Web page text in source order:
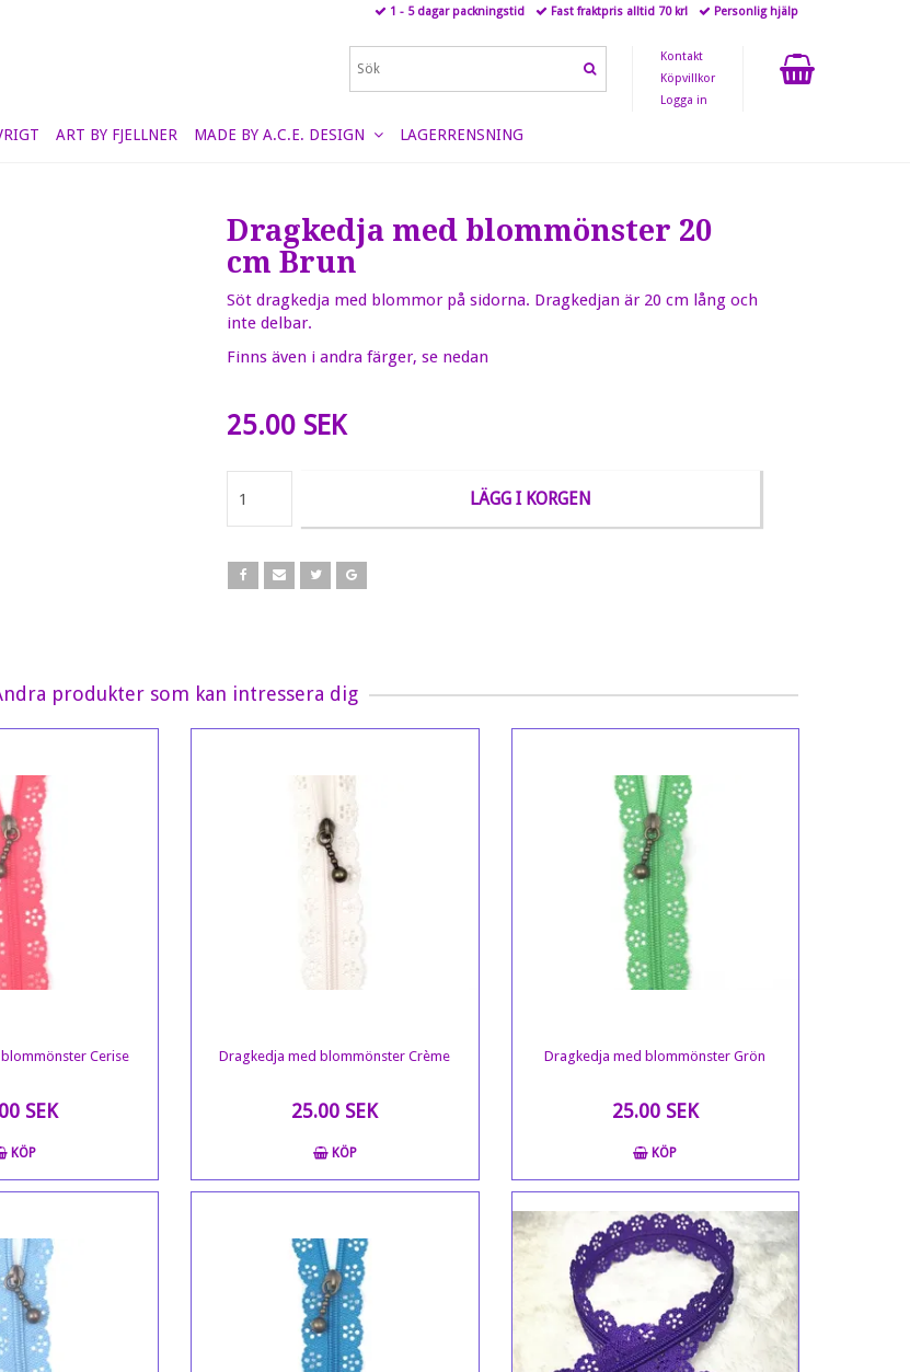
Dragkedja med blommönster 20
cm Brun
Söt dragkedja med blommor på sidorna. Dragkedjan är 20 cm lång och
inte delbar.
Finns även i andra färger, se nedan
25.00 SEK
LÄGG I KORGEN
produkter som kan intressera dig
Cerise
SEK
KÖP
Dragkedja med blommönster Crème
25.00 SEK
KÖP
Dragkedja med blommönster Grön
25.00 SEK
KÖP
1 - 5 dagar packningstid Fast fraktpris alltid 70 kr! Personlig hjälp
Kontakt
Köpvillkor
Logga in
ART BY FJELLNER MADE BY A.C.E. DESIGN LAGERRENSNING